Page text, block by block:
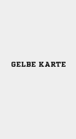
GELBE KARTE